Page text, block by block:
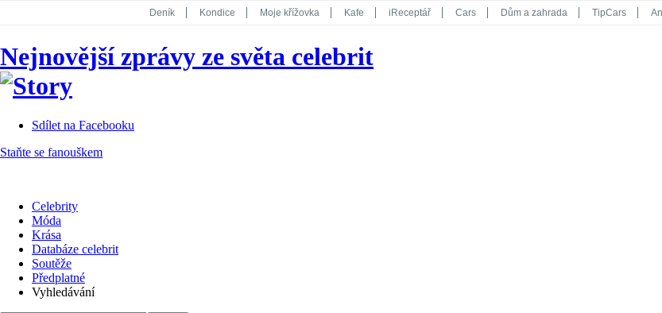
Deník Kondice Moje křížovka Kafe iReceptář Cars Dům a zahrada TipCars
Koktejl
Nejnovější zprávy ze světa celebrit
Sdílet na Facebooku
Staňte se fanouškem
Celebrity
Móda
Krása
Databáze celebrit
Soutěže
Předplatné
Vyhledávání